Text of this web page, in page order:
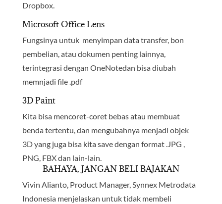
Dropbox.
Microsoft Office Lens
Fungsinya untuk menyimpan data transfer, bon
pembelian, atau dokumen penting lainnya,
terintegrasi dengan OneNotedan bisa diubah
memnjadi file .pdf
3D Paint
Kita bisa mencoret-coret bebas atau membuat
benda tertentu, dan mengubahnya menjadi objek
3D yang juga bisa kita save dengan format .JPG ,
PNG, FBX dan lain-lain.
BAHAYA, JANGAN BELI BAJAKAN
Vivin Alianto, Product Manager, Synnex Metrodata
Indonesia menjelaskan untuk tidak membeli